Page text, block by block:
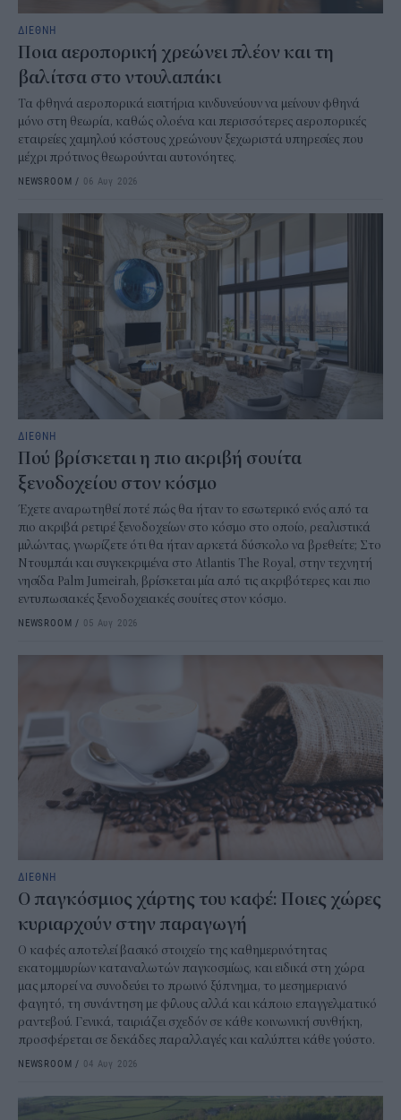
ΔΙΕΘΝΗ
Ποια αεροπορική χρεώνει πλέον και τη
βαλίτσα στο ντουλαπάκι
Τα φθηνά αεροπορικά εισιτήρια κινδυνεύουν να μείνουν φθηνά
μόνο στη θεωρία, καθώς ολοένα και περισσότερες αεροπορικές
εταιρείες χαμηλού κόστους χρεώνουν ξεχωριστά υπηρεσίες που
μέχρι πρότινος θεωρούνται αυτονόητες.
NEWSROOM / 06 Αυγ 2026
ΔΙΕΘΝΗ
Πού βρίσκεται η πιο ακριβή σουίτα
ξενοδοχείου στον κόσμο
Έχετε αναρωτηθεί ποτέ πώς θα ήταν το εσωτερικό ενός από τα
πιο ακριβά ρετιρέ ξενοδοχείων στο κόσμο στο οποίο, ρεαλιστικά
μιλώντας, γνωρίζετε ότι θα ήταν αρκετά δύσκολο να βρεθείτε; Στο
Ντουμπάι και συγκεκριμένα στο Atlantis The Royal, στην τεχνητή
νησίδα Palm Jumeirah, βρίσκεται μία από τις ακριβότερες και πιο
εντυπωσιακές ξενοδοχειακές σουίτες στον κόσμο.
NEWSROOM / 05 Αυγ 2026
ΔΙΕΘΝΗ
Ο παγκόσμιος χάρτης του καφέ: Ποιες χώρες
κυριαρχούν στην παραγωγή
Ο καφές αποτελεί βασικό στοιχείο της καθημερινότητας
εκατομμυρίων καταναλωτών παγκοσμίως, και ειδικά στη χώρα
μας μπορεί να συνοδεύει το πρωινό ξύπνημα, το μεσημεριανό
φαγητό, τη συνάντηση με φίλους αλλά και κάποιο επαγγελματικό
ραντεβού. Γενικά, ταιριάζει σχεδόν σε κάθε κοινωνική συνθήκη,
προσφέρεται σε δεκάδες παραλλαγές και καλύπτει κάθε γούστο.
NEWSROOM / 04 Αυγ 2026